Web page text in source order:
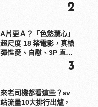
2
A片更Ａ？「色慾薰心」
尺度 18 禁電影，真槍
性愛、自慰、3P 直接
3
老司機都看這些？av
流量10大排行出爐，